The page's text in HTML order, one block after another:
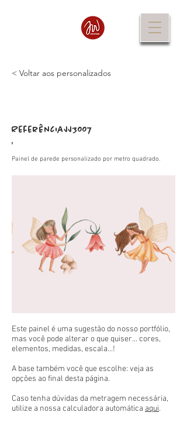
< Voltar aos personalizados
Referência
:
JJ3007
Painel de parede personalizado por metro quadrado.
Este painel é uma sugestão do nosso portfólio,
mas você pode alterar o que quiser... cores,
elementos, medidas, escala...!
A base também você que escolhe: veja as
opções ao final desta página.
Caso tenha dúvidas da metragem necessária,
utilize a nossa calculadora automática aqui.